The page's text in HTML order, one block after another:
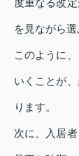
度重なる改
を見ながら選
このように
いくことが
ります。
次に、入居